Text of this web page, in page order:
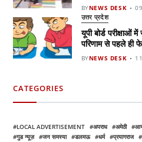
BYNEWS DESK
उत्तर प्रदेश
यूपी बोर्ड परीक्षाओं
परिणाम से पहले ही
BYNEWS DESK
CATEGORIES
LOCAL ADVERTISEMENT अपराध अमेठी
गुड न्यूज़
जन समस्या डलमऊ धर्म प्रयागराज